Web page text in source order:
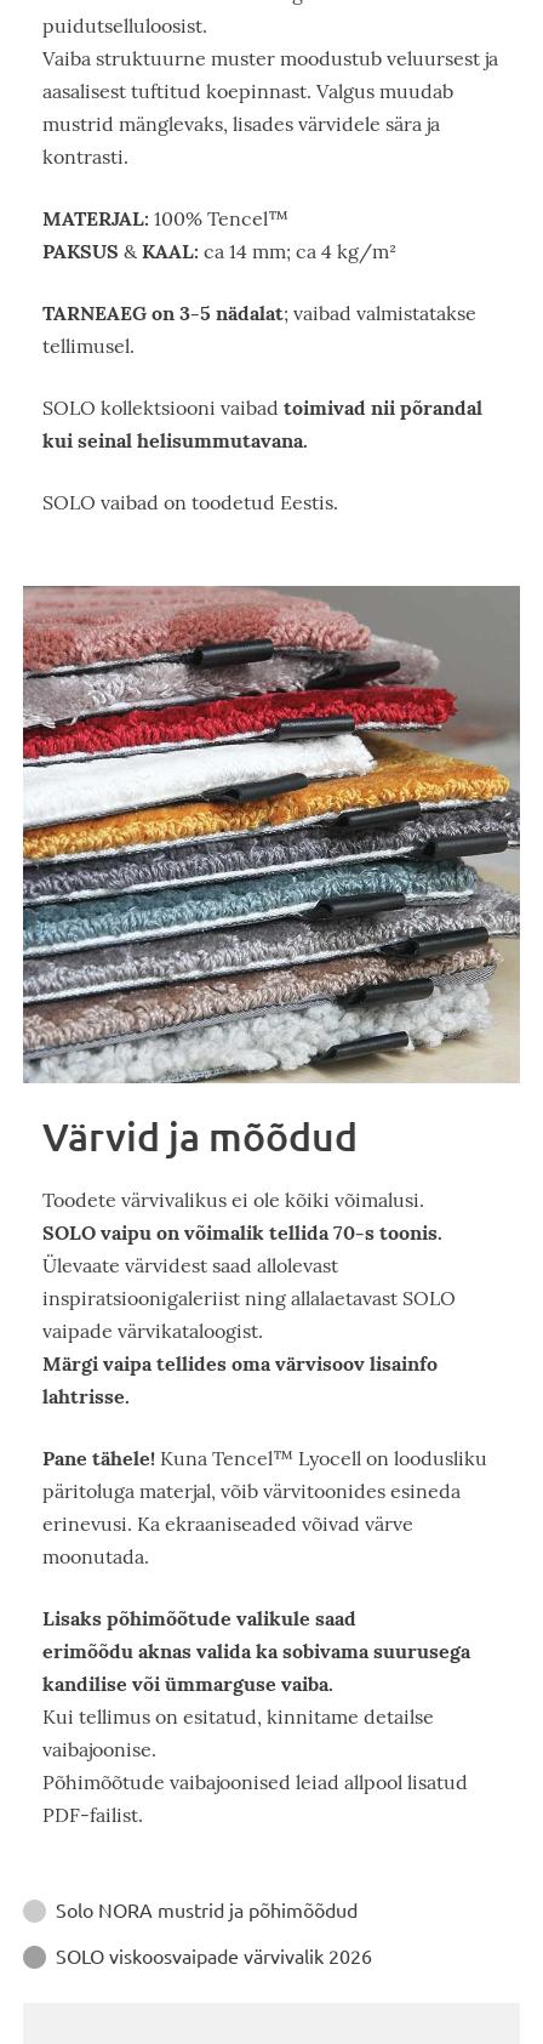
puidutselluloosist.
Vaiba struktuurne muster moodustub veluursest ja
aasalisest tuftitud koepinnast. Valgus muudab
mustrid mänglevaks, lisades värvidele sära ja
kontrasti.
MATERJAL: 100% Tencel™
PAKSUS & KAAL: ca 14 mm; ca 4 kg/m²
TARNEAEG on 3-5 nädalat; vaibad valmistatakse
tellimusel.
SOLO kollektsiooni vaibad toimivad nii põrandal
kui seinal helisummutavana.
SOLO vaibad on toodetud Eestis.
Värvid ja mõõdud
Toodete värvivalikus ei ole kõiki võimalusi.
SOLO vaipu on võimalik tellida 70-s toonis.
Ülevaate värvidest saad allolevast
inspiratsioonigaleriist ning allalaetavast SOLO
vaipade värvikataloogist.
Märgi vaipa tellides oma värvisoov lisainfo
lahtrisse.
Pane tähele! Kuna Tencel™ Lyocell on loodusliku
päritoluga materjal, võib värvitoonides esineda
erinevusi. Ka ekraaniseaded võivad värve
moonutada.
Lisaks põhimõõtude valikule saad
erimõõdu aknas valida ka sobivama suurusega
kandilise või ümmarguse vaiba.
Kui tellimus on esitatud, kinnitame detailse
vaibajoonise.
Põhimõõtude vaibajoonised leiad allpool lisatud
PDF-failist.
Juhendid
 Solo NORA mustrid ja põhimõõdud
 SOLO viskoosvaipade värvivalik 2026